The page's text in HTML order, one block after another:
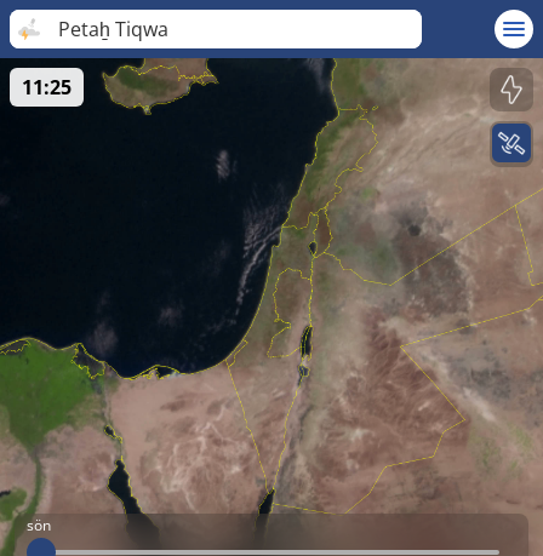
Petaẖ Tiqwa
sön
11:25